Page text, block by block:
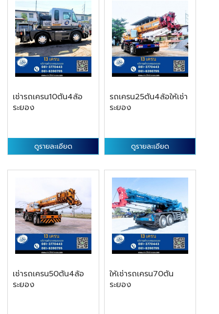
เช่ารถเครน10ตัน4ล้อ
ระยอง
ดูรายละเอียด
รถเครน25ตัน4ล้อให้เช่า
ระยอง
ดูรายละเอียด
เช่ารถเครน50ตัน4ล้อ
ระยอง
ให้เช่ารถเครน70ตัน
ระยอง